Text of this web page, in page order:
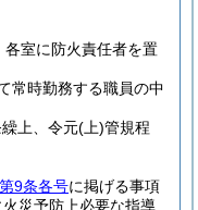
室に防火責任者を置
常時勤務する職員の中
上、令元(上)管規程
第9条各号に掲げる事項
災予防上必要な指導